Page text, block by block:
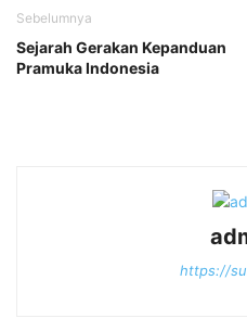
Sebelumnya
Sejarah Gerakan Kepanduan
Pramuka Indonesia
https://